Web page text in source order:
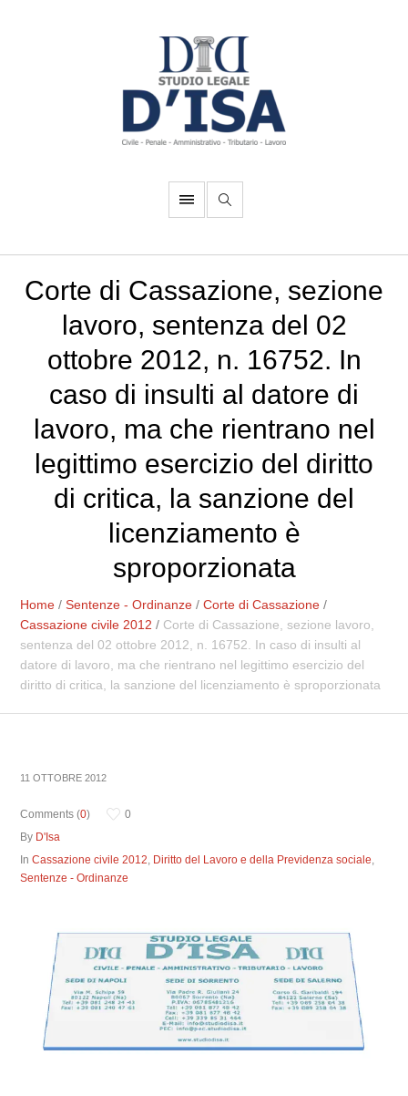
Corte di Cassazione, sezione
lavoro, sentenza del 02
ottobre 2012, n. 16752. In
caso di insulti al datore di
lavoro, ma che rientrano nel
legittimo esercizio del diritto
di critica, la sanzione del
licenziamento è
sproporzionata
Home /Sentenze - Ordinanze /Corte di Cassazione /
Cassazione civile 2012 / Corte di Cassazione, sezione lavoro,
sentenza del 02 ottobre 2012, n. 16752. In caso di insulti al
datore di lavoro, ma che rientrano nel legittimo esercizio del
diritto di critica, la sanzione del licenziamento è sproporzionata
11 OTTOBRE 2012
Comments (0)
0
By D'Isa
InCassazione civile 2012, Diritto del Lavoro e della Previdenza sociale,
Sentenze - Ordinanze